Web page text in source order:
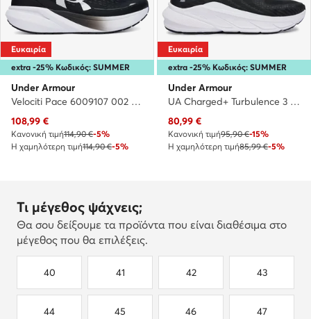
extra -25% Κωδικός: SUMMER
Ευκαιρία
Under Armour
Velociti Pace 6009107 002 · Παπούτσια για Τρέξιμο
Τρέχουσα τιμή
108,99 €
Κανονική τιμή114,90 €-5%
Η χαμηλότερη τιμή114,90 €-5%
extra -25% Κωδικός: SUMMER
Ευκαιρία
Under Armour
UA Charged+ Turbulence 3 6006717 001 · Παπούτσια για Τρέξιμο
Τρέχουσα τιμή
80,99 €
Κανονική τιμή95,90 €-15%
Η χαμηλότερη τιμή85,99 €-5%
Τι μέγεθος ψάχνεις;
Θα σου δείξουμε τα προϊόντα που είναι διαθέσιμα στο
μέγεθος που θα επιλέξεις.
40 41 42 43
44 45 46 47